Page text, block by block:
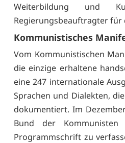
Weiterbildung und
Regierungsbeauftragter für
Kommunistisches
Vom Kommunistischen
die einzige erhaltene
eine 247 internationale
Sprachen und Dialekten,
dokumentiert. Im
Bund der
Programmschrift zu